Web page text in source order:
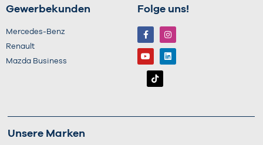
Gewerbekunden
Mercedes-Benz
Renault
Mazda Business
Folge uns!
Unsere Marken